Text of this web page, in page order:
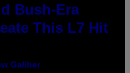
Bush-Era
This L7 Hit
Galiher